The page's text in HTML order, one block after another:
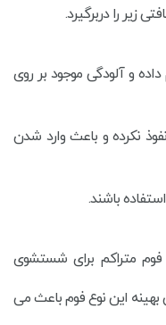
زیر را دربرگیرد.
و آلودگی موجود بر روی
نکرده و باعث وارد شدن
باشند.
متراکم برای شستشوی
این نوع فوم باعث می